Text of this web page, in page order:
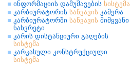
ინფორმაციის დამუშავების სისტემა
კარბიურატორის საწვავის კამერა
კარბიურატორში საწვავის მიმყვანი
ნახვრეტი
კარის დისტანციური გაღების
სისტემა
კარკასული კონსტრუქციული
სისტემა